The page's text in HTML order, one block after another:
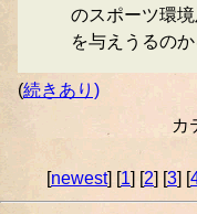
のスポーツ環
を与えうるの
(続きあり)
カ
[newest] [1] [2] [3] [